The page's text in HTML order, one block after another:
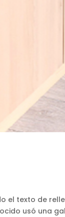
el texto de
usó una